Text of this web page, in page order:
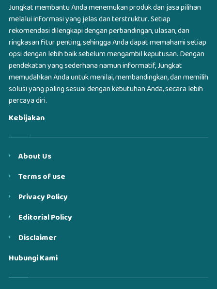
Jungkat membantu Anda menemukan produk dan jasa pilihan
melalui informasi yang jelas dan terstruktur. Setiap
rekomendasi dilengkapi dengan perbandingan, ulasan, dan
ringkasan fitur penting, sehingga Anda dapat memahami setiap
opsi dengan lebih baik sebelum mengambil keputusan. Dengan
pendekatan yang sederhana namun informatif, Jungkat
memudahkan Anda untuk menilai, membandingkan, dan memilih
solusi yang paling sesuai dengan kebutuhan Anda, secara lebih
percaya diri.
Kebijakan
About Us
Terms of use
Privacy Policy
Editorial Policy
Disclaimer
Hubungi Kami